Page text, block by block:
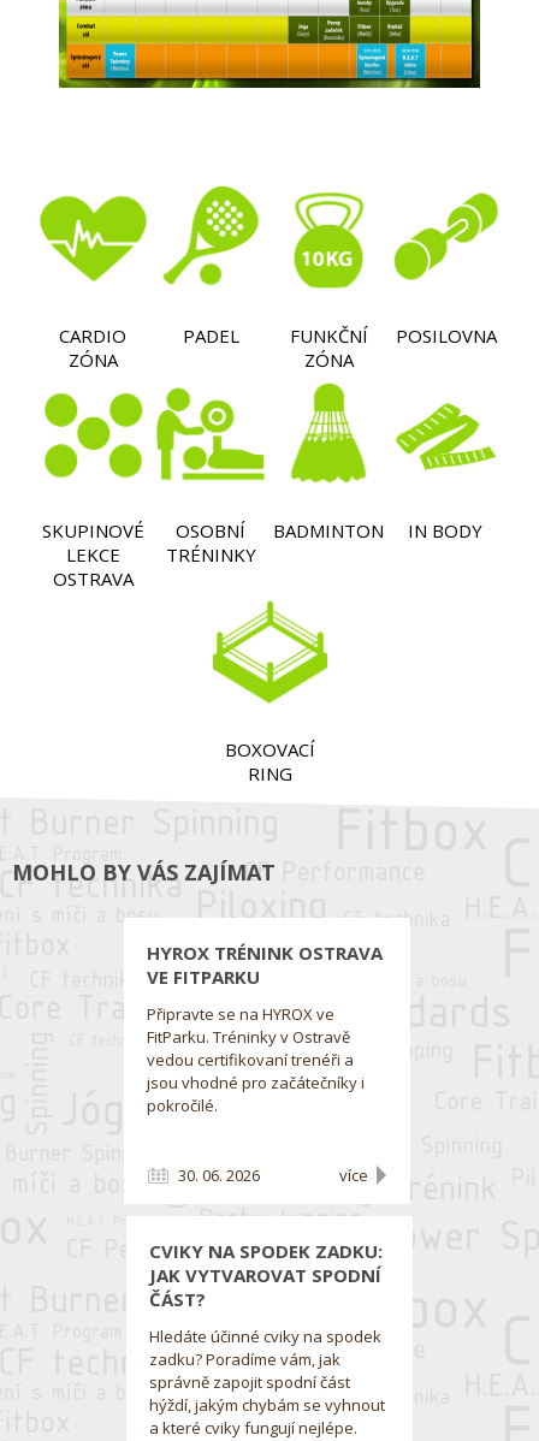
CARDIO
ZÓNA
PADEL
FUNKČNÍ
ZÓNA
POSILOVNA
SKUPINOVÉ
LEKCE
OSTRAVA
OSOBNÍ
TRÉNINKY
BADMINTON IN BODY
BOXOVACÍ
RING
MOHLO BY VÁS ZAJÍMAT
HYROX TRÉNINK OSTRAVA
VE FITPARKU
Připravte se na HYROX ve
FitParku. Tréninky v Ostravě
vedou certifikovaní trenéři a
jsou vhodné pro začátečníky i
pokročilé.
30. 06. 2026 více
CVIKY NA SPODEK ZADKU:
JAK VYTVAROVAT SPODNÍ
ČÁST?
Hledáte účinné cviky na spodek
zadku? Poradíme vám, jak
správně zapojit spodní část
hýždí, jakým chybám se vyhnout
a které cviky fungují nejlépe.